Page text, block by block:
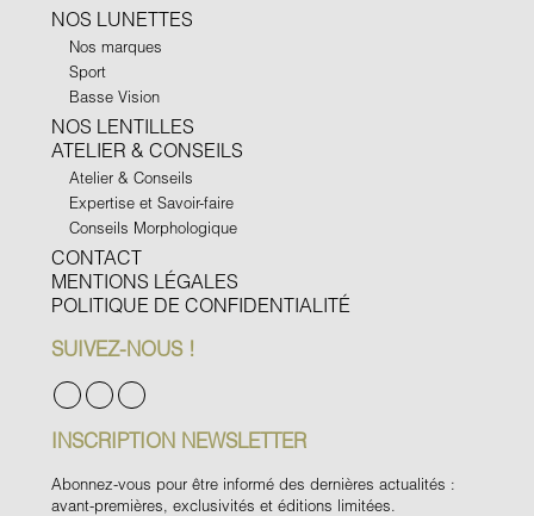
NOS LUNETTES
Nos marques
Sport
Basse Vision
NOS LENTILLES
ATELIER & CONSEILS
Atelier & Conseils
Expertise et Savoir-faire
Conseils Morphologique
CONTACT
MENTIONS LÉGALES
POLITIQUE DE CONFIDENTIALITÉ
SUIVEZ-NOUS !
INSCRIPTION NEWSLETTER
Abonnez-vous pour être informé des dernières actualités :
avant-premières, exclusivités et éditions limitées.